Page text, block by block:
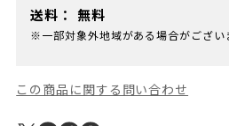
送料： 無料
※一部対象外地域がある場合がござい
この商品に関する問い合わせ